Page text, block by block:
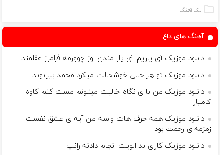
تک آهنگ
آهنگ های داغ
دانلود موزیک آی یاریم آی یار مندن اوز چوورمه فرامرز عقلمند
دانلود موزیک تو هر حالی خوشحالت میکرد محمد بیرانوند
دانلود موزیک من با ی نگاه خالیت میتونم مست کنم کاوه
کامیار
دانلود موزیک همه حرف هات واسه من آیه ی عشق نفست
زمزمه ی رحمت بود
دانلود موزیک کارای بد الویت انجام دادنه رانپ